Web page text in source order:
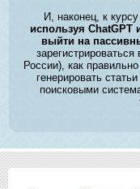
И, наконец, к
используя ChatGPT
выйти на
России), как
генерировать
поисковыми